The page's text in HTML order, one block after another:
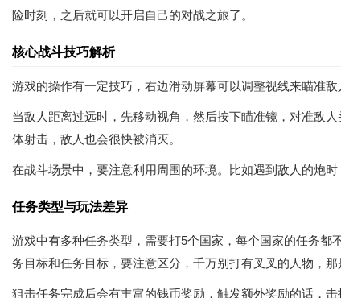
险时刻，之后就可以开启自己的对战之旅了。
核心战斗技巧解析
游戏的操作有一定技巧，右边滑动屏幕可以调整视线来瞄准
当敌人距离过远时，先移动视角，然后按下瞄准镜，对准敌
体射击，敌人也会很快被消灭。
在战斗场景中，要注意利用周围的环境。比如遇到敌人的炮
任务类型与玩法差异
游戏中有多种任务类型，需要打5个国家，每个国家的任务
务目标和任务目标，要注意区分，千万别打有叉叉的人物，那
狙击任务完成后会有丰富的钱币奖励，触发额外奖励的话，